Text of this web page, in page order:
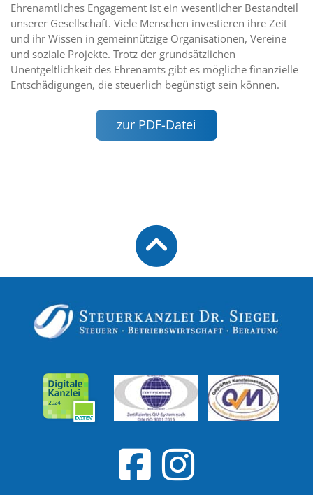
Ehrenamtliches Engagement ist ein wesentlicher Bestandteil
unserer Gesellschaft. Viele Menschen investieren ihre Zeit
und ihr Wissen in gemeinnützige Organisationen, Vereine
und soziale Projekte. Trotz der grundsätzlichen
Unentgeltlichkeit des Ehrenamts gibt es mögliche finanzielle
Entschädigungen, die steuerlich begünstigt sein können.
zur PDF-Datei